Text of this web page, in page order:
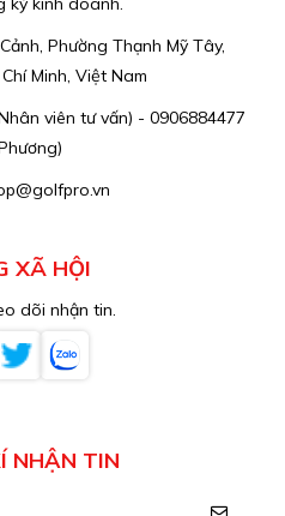
Phường Thạnh Mỹ Tây,
Minh, Việt Nam
viên tư vấn) - 0906884477
XÃ HỘI
dõi nhận tin.
NHẬN TIN